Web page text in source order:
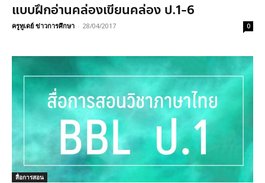
แบบฝึกอ่านคล่องเขียนคล่อง ป.1-6
ครูทูเดย์ ข่าวการศึกษา - 28/04/2017 0
สื่อการสอน